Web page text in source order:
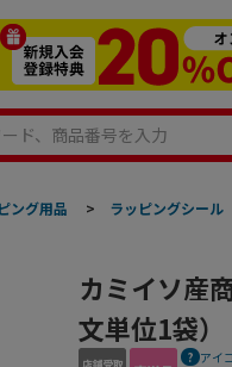
ング用品 > ラッピングシール
カミイソ産
文単位1袋）
アイ